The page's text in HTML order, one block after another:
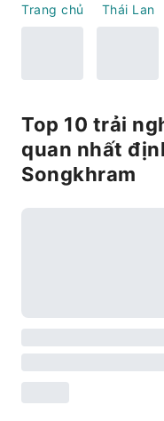
Trang chủ Thái Lan
Top 10 trải
quan nhất
Songkhram